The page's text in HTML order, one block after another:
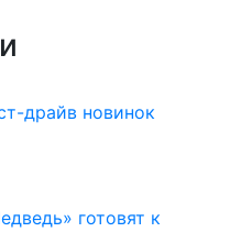
драйв новинок
готовят к